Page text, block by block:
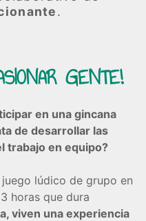
.
GENTE!
en una gincana
de desarrollar las
trabajo en equipo?
juego lúdico de grupo en
horas que dura
viven una experiencia